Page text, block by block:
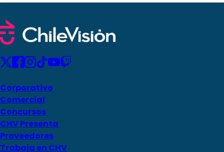
Corporativo
Comercial
Concursos
CHV Presenta
Proveedores
Trabaja en CHV